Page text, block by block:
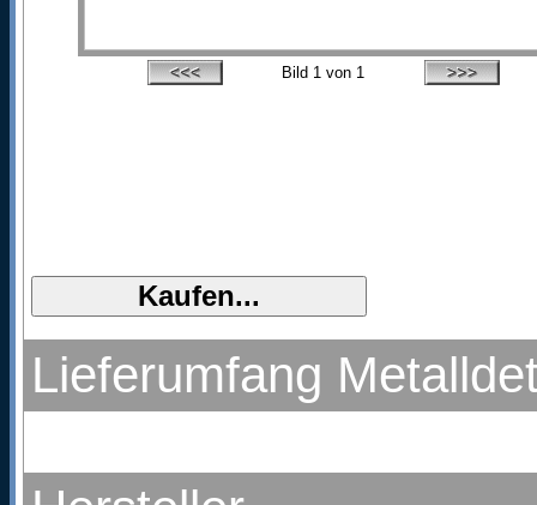
Bild 1 von 1
Lieferumfang